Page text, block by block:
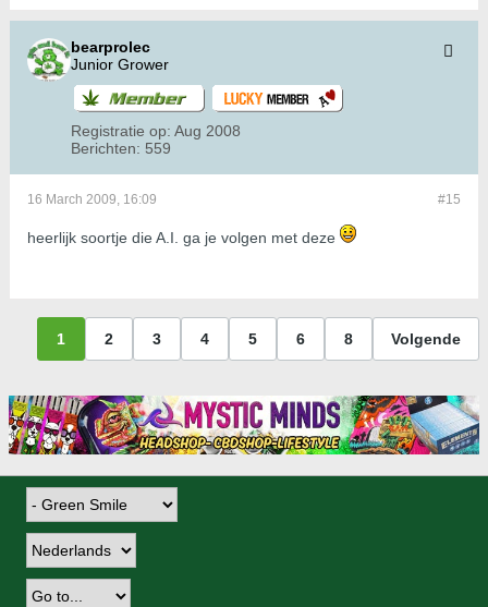
bearprolec
Junior Grower
Registratie op: Aug 2008
Berichten: 559
#15
16 March 2009, 16:09
heerlijk soortje die A.I. ga je volgen met deze
1 2 3 4 5 6 8 Volgende